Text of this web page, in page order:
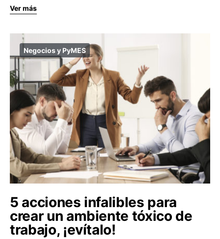
Ver más
Negocios y PyMES
5 acciones infalibles para
crear un ambiente tóxico de
trabajo, ¡evítalo!